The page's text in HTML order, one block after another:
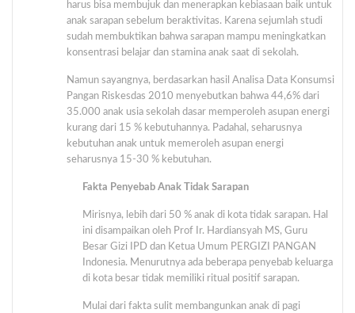
harus bisa membujuk dan menerapkan kebiasaan baik untuk
anak sarapan sebelum beraktivitas. Karena sejumlah studi
sudah membuktikan bahwa sarapan mampu meningkatkan
konsentrasi belajar dan stamina anak saat di sekolah.
Namun sayangnya, berdasarkan hasil Analisa Data Konsumsi
Pangan Riskesdas 2010 menyebutkan bahwa 44,6% dari
35.000 anak usia sekolah dasar memperoleh asupan energi
kurang dari 15 % kebutuhannya. Padahal, seharusnya
kebutuhan anak untuk memeroleh asupan energi
seharusnya 15-30 % kebutuhan.
Fakta Penyebab Anak Tidak Sarapan
Mirisnya, lebih dari 50 % anak di kota tidak sarapan. Hal
ini disampaikan oleh Prof Ir. Hardiansyah MS, Guru
Besar Gizi IPD dan Ketua Umum PERGIZI PANGAN
Indonesia. Menurutnya ada beberapa penyebab keluarga
di kota besar tidak memiliki ritual positif sarapan.
Mulai dari fakta sulit membangunkan anak di pagi